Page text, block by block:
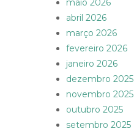
maio 2026
abril 2026
março 2026
fevereiro 2026
janeiro 2026
dezembro 2025
novembro 2025
outubro 2025
setembro 2025